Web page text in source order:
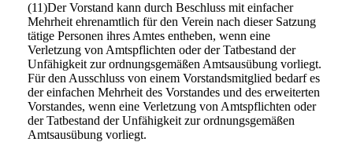
(11)Der Vorstand kann durch Beschluss mit einfacher
Mehrheit ehrenamtlich für den Verein nach dieser Satzung
tätige Personen ihres Amtes entheben, wenn eine
Verletzung von Amtspflichten oder der Tatbestand der
Unfähigkeit zur ordnungsgemäßen Amtsausübung vorliegt.
Für den Ausschluss von einem Vorstandsmitglied bedarf es
der einfachen Mehrheit des Vorstandes und des erweiterten
Vorstandes, wenn eine Verletzung von Amtspflichten oder
der Tatbestand der Unfähigkeit zur ordnungsgemäßen
Amtsausübung vorliegt.